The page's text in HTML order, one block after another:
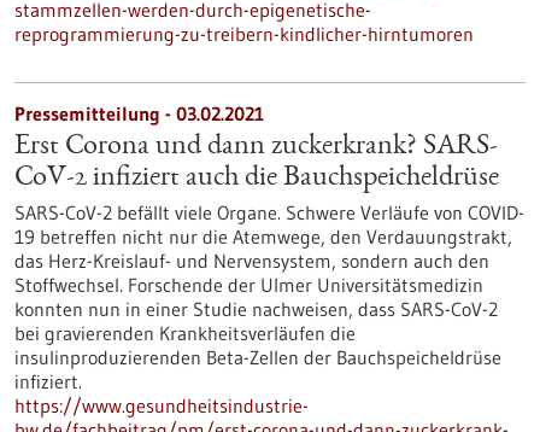
stammzellen-werden-durch-epigenetische-
reprogrammierung-zu-treibern-kindlicher-hirntumoren
Pressemitteilung - 03.02.2021
Erst Corona und dann zuckerkrank? SARS-
CoV-2 infiziert auch die Bauchspeicheldrüse
SARS-CoV-2 befällt viele Organe. Schwere Verläufe von COVID-
19 betreffen nicht nur die Atemwege, den Verdauungstrakt,
das Herz-Kreislauf- und Nervensystem, sondern auch den
Stoffwechsel. Forschende der Ulmer Universitätsmedizin
konnten nun in einer Studie nachweisen, dass SARS-CoV-2
bei gravierenden Krankheitsverläufen die
insulinproduzierenden Beta-Zellen der Bauchspeicheldrüse
infiziert.
https://www.gesundheitsindustrie-